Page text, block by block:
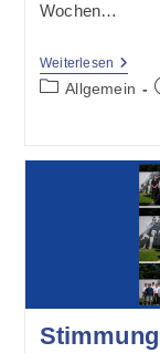
Wochen…
Weiterlesen
In
Beitrags-
Allgemein